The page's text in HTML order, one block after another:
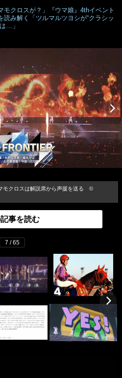
モクロスが？」『ウマ娘』4thイベント
読み解く「ツルマルツヨシが“クラシッ
…」
モクロスは解説席から声援を送る ©
事を読む
7 / 65